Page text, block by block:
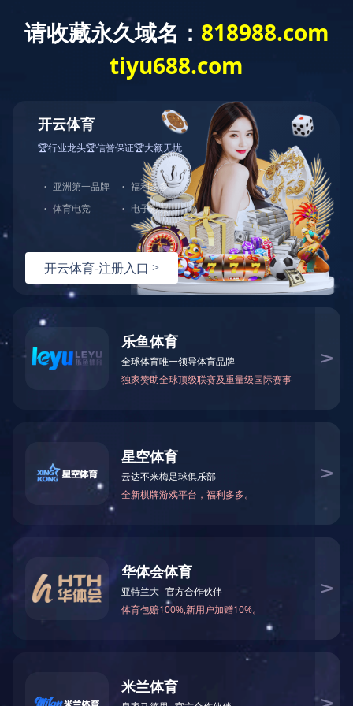
首 页 关于我们 产品展示
产品直通车>>> LED点光源 LED洗墙灯 LED线形灯 LED射灯 LED投光灯